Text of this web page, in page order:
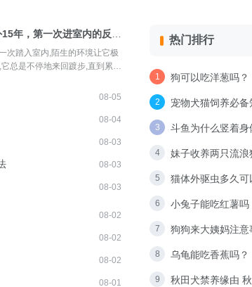
年，第一次进室内的反应
次踏入室内,陌生的环境让它极
总是不停地来回踱步,直到累到
迈又敏感的狗狗,志愿者特意找
08-05
08-04
08-03
08-03
08-03
08-02
08-02
08-02
08-01
热门排行
狗可以吃洋葱吗？
宠物犬猫饲养必备
斗鱼为什么竖着
妹子收养两只流浪
两年后长成“双胞
猫体外驱虫多久可
小兔子能吃红薯吗
狗狗来大姨妈注意
乌龟能吃香蕉吗？
秋田犬禁养缘由